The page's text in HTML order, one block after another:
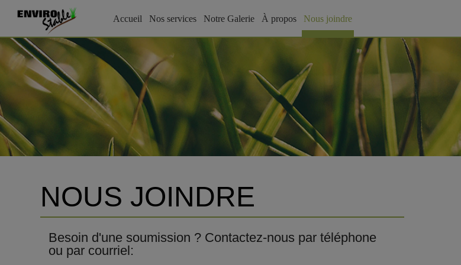
Accueil Nos services Notre Galerie À propos Nous joindre
NOUS JOINDRE
Besoin d'une soumission ? Contactez-nous par téléphone
ou par courriel: